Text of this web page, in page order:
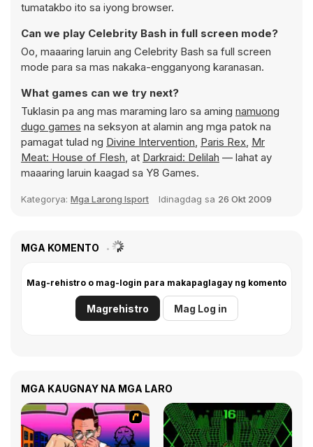
tumatakbo ito sa iyong browser.
Can we play Celebrity Bash in full screen mode?
Oo, maaaring laruin ang Celebrity Bash sa full screen
mode para sa mas nakaka-engganyong karanasan.
What games can we try next?
Tuklasin pa ang mas maraming laro sa aming namuong
dugo games na seksyon at alamin ang mga patok na
pamagat tulad ng Divine Intervention, Paris Rex, Mr
Meat: House of Flesh, at Darkraid: Delilah — lahat ay
maaaring laruin kaagad sa Y8 Games.
Kategorya: Mga Larong Isport Idinagdag sa 26 Okt 2009
MGA KOMENTO
Mag-rehistro o mag-login para makapaglagay ng komento
Magrehistro Mag Log in
MGA KAUGNAY NA MGA LARO